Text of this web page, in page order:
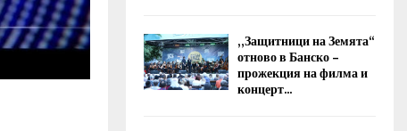
„Защитници на Земята“
отново в Банско –
прожекция на филма и
концерт...